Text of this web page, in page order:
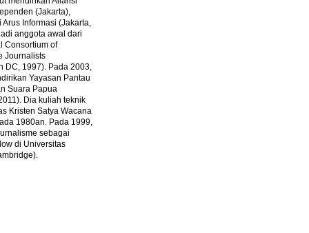
(Jakarta),
Arus Informasi (Jakarta,
anggota awal dari
Consortium of
Journalists
DC, 1997). Pada 2003,
Yayasan Pantau
Suara Papua
Dia kuliah teknik
Kristen Satya Wacana
1980an. Pada 1999,
sebagai
di Universitas